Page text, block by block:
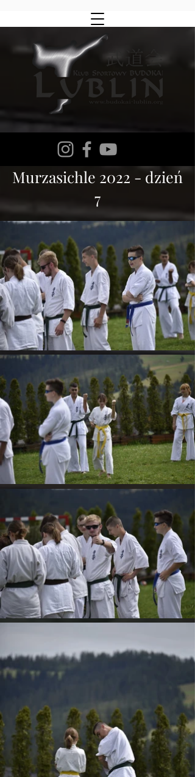
Murzasichle 2022 - dzień
7